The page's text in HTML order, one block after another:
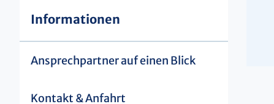
Informationen
Ansprechpartner auf einen Blick
Kontakt & Anfahrt